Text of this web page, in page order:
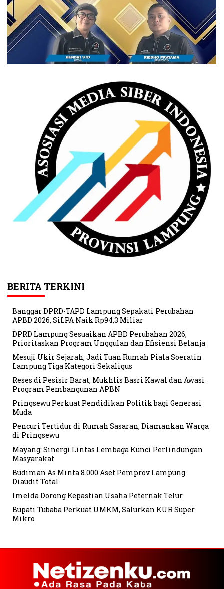
BERITA TERKINI
Banggar DPRD-TAPD Lampung Sepakati Perubahan
APBD 2026, SiLPA Naik Rp94,3 Miliar
DPRD Lampung Sesuaikan APBD Perubahan 2026,
Prioritaskan Program Unggulan dan Efisiensi Belanja
Mesuji Ukir Sejarah, Jadi Tuan Rumah Piala Soeratin
Lampung Tiga Kategori Sekaligus
Reses di Pesisir Barat, Mukhlis Basri Kawal dan Awasi
Program Pembangunan APBN
Pringsewu Perkuat Pendidikan Politik bagi Generasi
Muda
Pencuri Tertidur di Rumah Sasaran, Diamankan Warga
di Pringsewu
Mayang: Sinergi Lintas Lembaga Kunci Perlindungan
Masyarakat
Budiman As Minta 8.000 Aset Pemprov Lampung
Diaudit Total
Imelda Dorong Kepastian Usaha Peternak Telur
Bupati Tubaba Perkuat UMKM, Salurkan KUR Super
Mikro